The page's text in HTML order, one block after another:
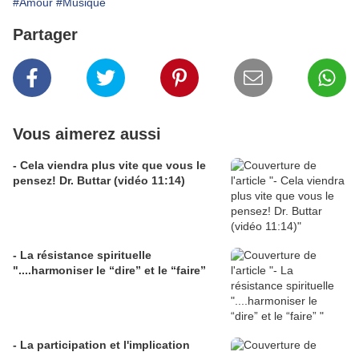
Partager
Vous aimerez aussi
- Cela viendra plus vite que vous le
pensez! Dr. Buttar (vidéo 11:14)
- La résistance spirituelle
"....harmoniser le “dire” et le “faire”
- La participation et l'implication